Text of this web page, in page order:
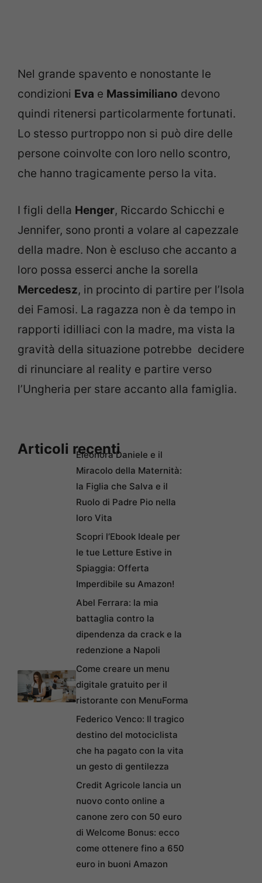
Nel grande spavento e nonostante le
condizioni Eva e Massimiliano devono
quindi ritenersi particolarmente fortunati.
Lo stesso purtroppo non si può dire delle
persone coinvolte con loro nello scontro,
che hanno tragicamente perso la vita.
I figli della Henger, Riccardo Schicchi e
Jennifer, sono pronti a volare al capezzale
della madre. Non è escluso che accanto a
loro possa esserci anche la sorella
Mercedesz, in procinto di partire per l’Isola
dei Famosi. La ragazza non è da tempo in
rapporti idilliaci con la madre, ma vista la
gravità della situazione potrebbe decidere
di rinunciare al reality e partire verso
l’Ungheria per stare accanto alla famiglia.
Articoli recentiEleonora Daniele e il
Miracolo della Maternità:
la Figlia che Salva e il
Ruolo di Padre Pio nella
loro Vita
Scopri l’Ebook Ideale per
le tue Letture Estive in
Spiaggia: Offerta
Imperdibile su Amazon!
Abel Ferrara: la mia
battaglia contro la
dipendenza da crack e la
redenzione a Napoli
Come creare un menu
digitale gratuito per il
ristorante con MenuForma
Federico Venco: Il tragico
destino del motociclista
che ha pagato con la vita
un gesto di gentilezza
Credit Agricole lancia un
nuovo conto online a
canone zero con 50 euro
di Welcome Bonus: ecco
come ottenere fino a 650
euro in buoni Amazon